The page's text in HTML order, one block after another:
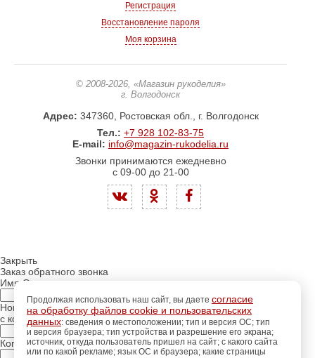
Регистрация
Восстановление пароля
Моя корзина
© 2008-2026, «Магазин рукоделия»
г. Волгодонск
Адрес: 347360, Ростовская обл., г. Волгодонск
Тел.: +7 928 102-83-75
E-mail: info@magazin-rukodelia.ru
Звонки принимаются ежедневно
с 09-00 до 21-00
Продолжая использовать наш сайт, вы даете согласие
на обработку файлов cookie и пользовательских
данных: сведения о местоположении; тип и версия ОС; тип
и версия браузера; тип устройства и разрешение его экрана;
источник, откуда пользователь пришел на сайт; с какого сайта
или по какой рекламе; язык ОС и браузера; какие страницы
Закрыть
Заказ обратного звонка
Имя Отчество:
Номер телефона:
с кодом города
Когда позвонить?